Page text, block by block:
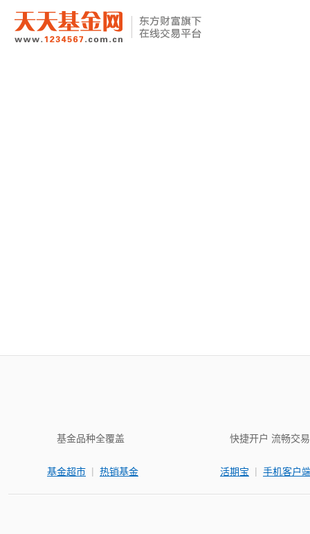
基金品种全覆盖
基金超市 | 热销基金
快捷开户 流畅交易
活期宝 | 手机客户